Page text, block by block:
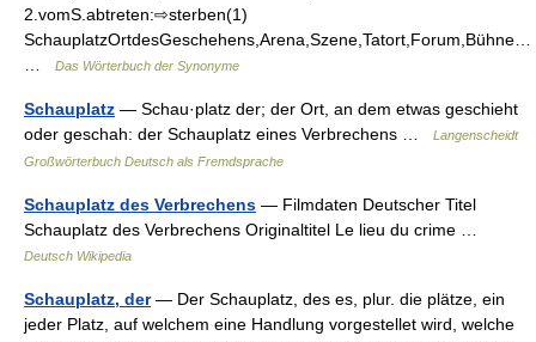
2.vomS.abtreten:⇨sterben(1)
SchauplatzOrtdesGeschehens,Arena,Szene,Tatort,Forum,Bühne…
Das Wörterbuch der Synonyme
Schauplatz — Schau·platz der; der Ort, an dem etwas geschieht
oder geschah: der Schauplatz eines Verbrechens …
Langenscheidt
Großwörterbuch Deutsch als Fremdsprache
Schauplatz des Verbrechens — Filmdaten Deutscher Titel
Schauplatz des Verbrechens Originaltitel Le lieu du crime …
Deutsch Wikipedia
Schauplatz, der— Der Schauplatz, des es, plur. die plätze, ein
jeder Platz, auf welchem eine Handlung vorgestellet wird, welche